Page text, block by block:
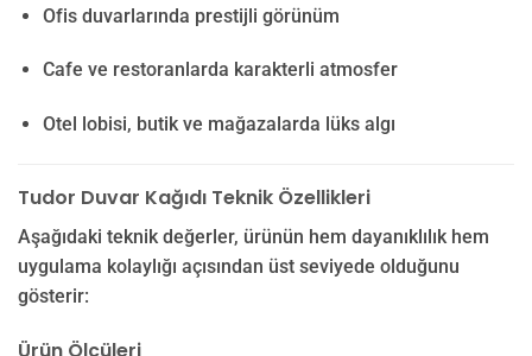
Ofis duvarlarında prestijli görünüm
Cafe ve restoranlarda karakterli atmosfer
Otel lobisi, butik ve mağazalarda lüks algı
Tudor Duvar Kağıdı Teknik Özellikleri
Aşağıdaki teknik değerler, ürünün hem dayanıklılık hem
uygulama kolaylığı açısından üst seviyede olduğunu
gösterir:
Ürün Ölçüleri